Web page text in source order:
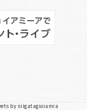
by niigatagioiamia